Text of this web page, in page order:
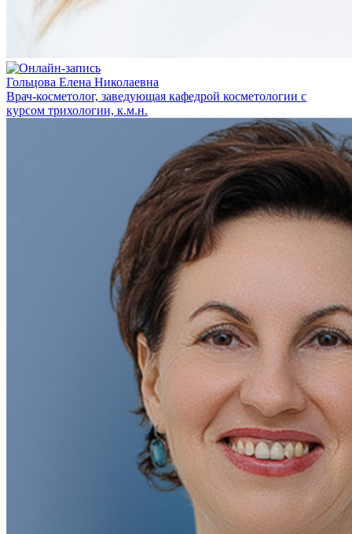
Гольцова Елена Николаевна
Врач-косметолог, заведующая кафедрой косметологии с
курсом трихологии, к.м.н.